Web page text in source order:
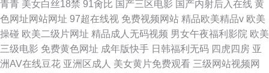
青青 美女白丝18禁 91肏比 国产三区电影 国产内射后入在线 黄
色网址网站网址 97超在线视 免费视频网站 精品欧美精品v 欧美
操碰 欧美二级片网址 精品成人无码视频 男女午夜福利影院 欧美
三级电影 免费黄色网址 成年版快手 日韩福利无码 四虎四房 亚
洲AV在线豆花 亚洲区成人 美女黄片免费观看 三级网站视频网